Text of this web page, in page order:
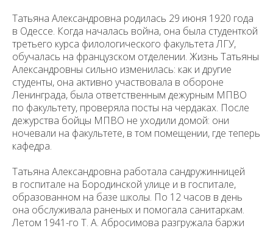
Татьяна Александровна родилась 29 июня 1920 года
в Одессе. Когда началась война, она была студенткой
третьего курса филологического факультета ЛГУ,
обучалась на французском отделении. Жизнь Татьяны
Александровны сильно изменилась: как и другие
студенты, она активно участвовала в обороне
Ленинграда, была ответственным дежурным МПВО
по факультету, проверяла посты на чердаках. После
дежурства бойцы МПВО не уходили домой: они
ночевали на факультете, в том помещении, где теперь
кафедра.
Татьяна Александровна работала сандружинницей
в госпитале на Бородинской улице и в госпитале,
образованном на базе школы. По 12 часов в день
она обслуживала раненых и помогала санитаркам.
Летом 1941-го Т. А. Абросимова разгружала баржи